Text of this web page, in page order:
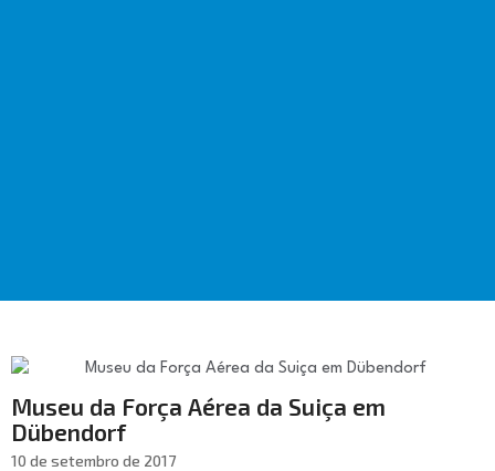
Museu da Força Aérea da Suiça em
Dübendorf
10 de setembro de 2017